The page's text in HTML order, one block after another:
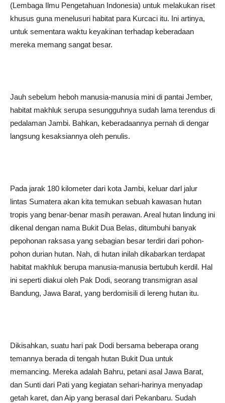
(Lembaga Ilmu Pengetahuan Indonesia) untuk melakukan riset
khusus guna menelusuri habitat para Kurcaci itu. Ini artinya,
untuk sementara waktu keyakinan terhadap keberadaan
mereka memang sangat besar.
Jauh sebelum heboh manusia-manusia mini di pantai Jember,
habitat makhluk serupa sesungguhnya sudah lama terendus di
pedalaman Jambi. Bahkan, keberadaannya pernah di dengar
langsung kesaksiannya oleh penulis.
Pada jarak 180 kilometer dari kota Jambi, keluar darl jalur
lintas Sumatera akan kita temukan sebuah kawasan hutan
tropis yang benar-benar masih perawan. Areal hutan lindung ini
dikenal dengan nama Bukit Dua Belas, ditumbuhi banyak
pepohonan raksasa yang sebagian besar terdiri dari pohon-
pohon durian hutan. Nah, di hutan inilah dikabarkan terdapat
habitat makhluk berupa manusia-manusia bertubuh kerdil. Hal
ini seperti diakui oleh Pak Dodi, seorang transmigran asal
Bandung, Jawa Barat, yang berdomisili di lereng hutan itu.
Dikisahkan, suatu hari pak Dodi bersama beberapa orang
temannya berada di tengah hutan Bukit Dua untuk
memancing. Mereka adalah Bahru, petani asal Jawa Barat,
dan Sunti dari Pati yang kegiatan sehari-harinya menyadap
getah karet, dan Aip yang berasal dari Pekanbaru. Sudah